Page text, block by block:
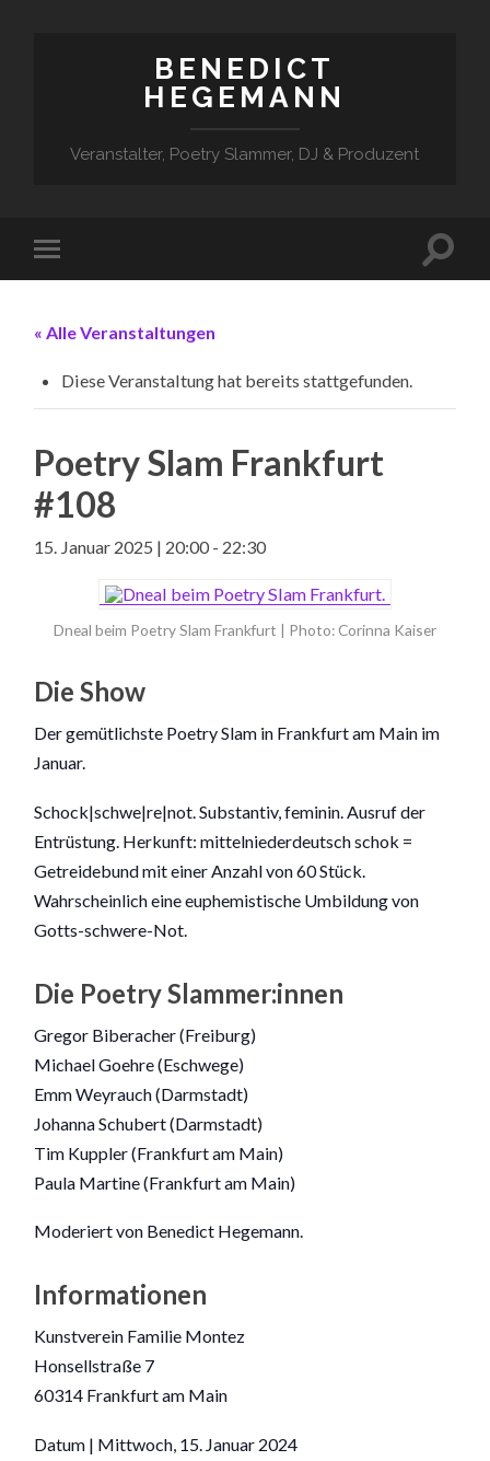
BENEDICT
HEGEMANN
Veranstalter, Poetry Slammer, DJ & Produzent
« Alle Veranstaltungen
Diese Veranstaltung hat bereits stattgefunden.
Poetry Slam Frankfurt
#108
15. Januar 2025 | 20:00 - 22:30
Dneal beim Poetry Slam Frankfurt | Photo: Corinna Kaiser
Die Show
Der gemütlichste Poetry Slam in Frankfurt am Main im
Januar.
Schock|schwe|re|not. Substantiv, feminin. Ausruf der
Entrüstung. Herkunft: mittelniederdeutsch schok =
Getreidebund mit einer Anzahl von 60 Stück.
Wahrscheinlich eine euphemistische Umbildung von
Gotts-schwere-Not.
Die Poetry Slammer:innen
Gregor Biberacher (Freiburg)
Michael Goehre (Eschwege)
Emm Weyrauch (Darmstadt)
Johanna Schubert (Darmstadt)
Tim Kuppler (Frankfurt am Main)
Paula Martine (Frankfurt am Main)
Moderiert von Benedict Hegemann.
Informationen
Kunstverein Familie Montez
Honsellstraße 7
60314 Frankfurt am Main
Datum | Mittwoch, 15. Januar 2024